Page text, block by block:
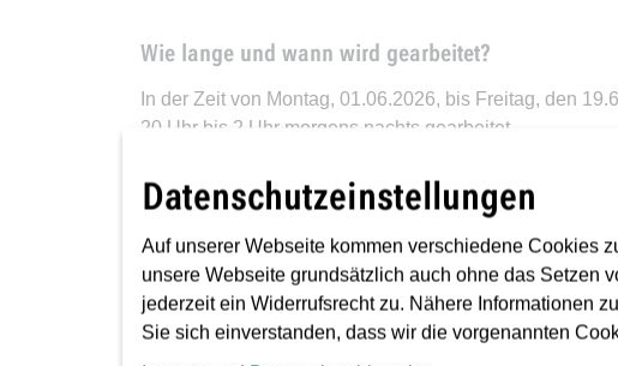
Wie lange und wann wird gearbeitet?
In der Zeit von Montag, 01.06.2026, bis Freitag, den
20 Uhr bis 2 Uhr morgens nachts gearbeitet.
Die Nachtarbeiten sind von der zuständigen
Wo wird gearbeitet?
Es wird ausschließlich in der Station unterhalb der
Datenschutzeinstellungen
Auf unserer Webseite kommen verschiedene Cookies
unsere Webseite grundsätzlich auch ohne das Setzen
jederzeit ein Widerrufsrecht zu. Nähere Informationen
Sie sich einverstanden, dass wir die vorgenannten